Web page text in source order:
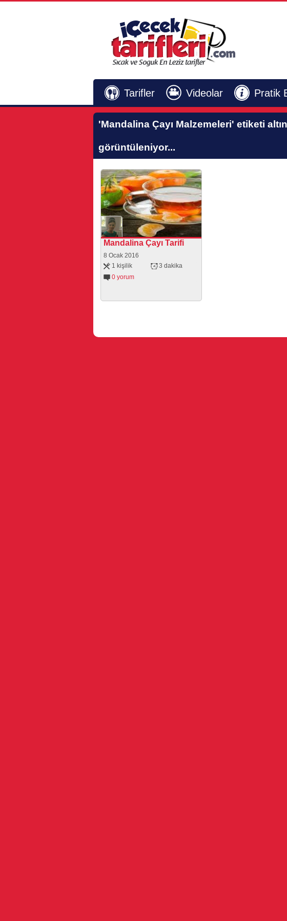
Tarifler Videolar Pratik
'Mandalina Çayı Malzemeleri' etiketi
görüntüleniyor...
Mandalina Çayı Tarifi
8 Ocak 2016
1 kişilik
3 dakika
0 yorum